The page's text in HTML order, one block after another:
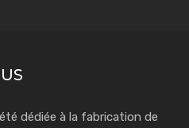
dédiée à la fabrication de